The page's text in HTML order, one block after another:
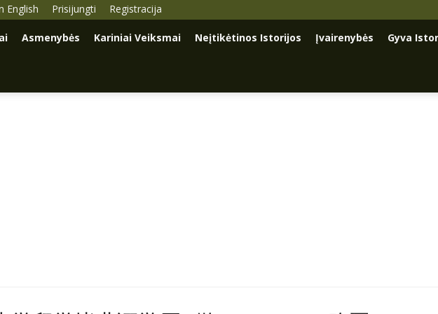
English Prisijungti Registracija
Asmenybės Kariniai Veiksmai Neįtikėtinos Istorijos Įvairenybės Gyva